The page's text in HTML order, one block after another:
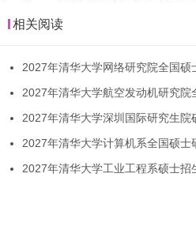
相关阅读
2027年清华大学网络研究院全国硕
2027年清华大学航空发动机研究院
2027年清华大学深圳国际研究生院
2027年清华大学计算机系全国硕士
2027年清华大学工业工程系硕士招